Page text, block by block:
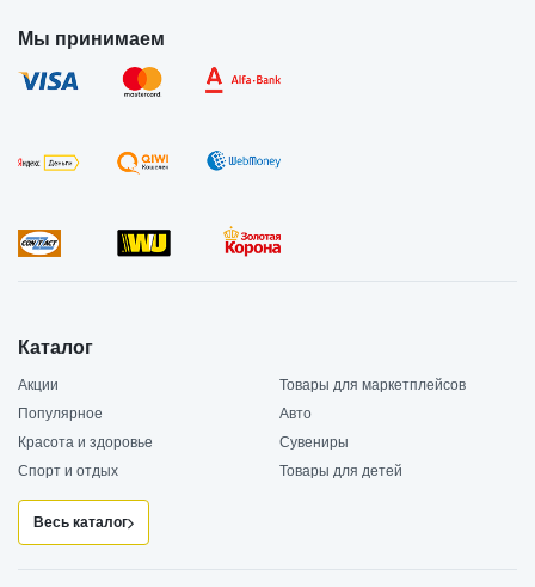
Мы принимаем
Каталог
Акции
Товары для маркетплейсов
Популярное
Авто
Красота и здоровье
Сувениры
Спорт и отдых
Товары для детей
Весь каталог